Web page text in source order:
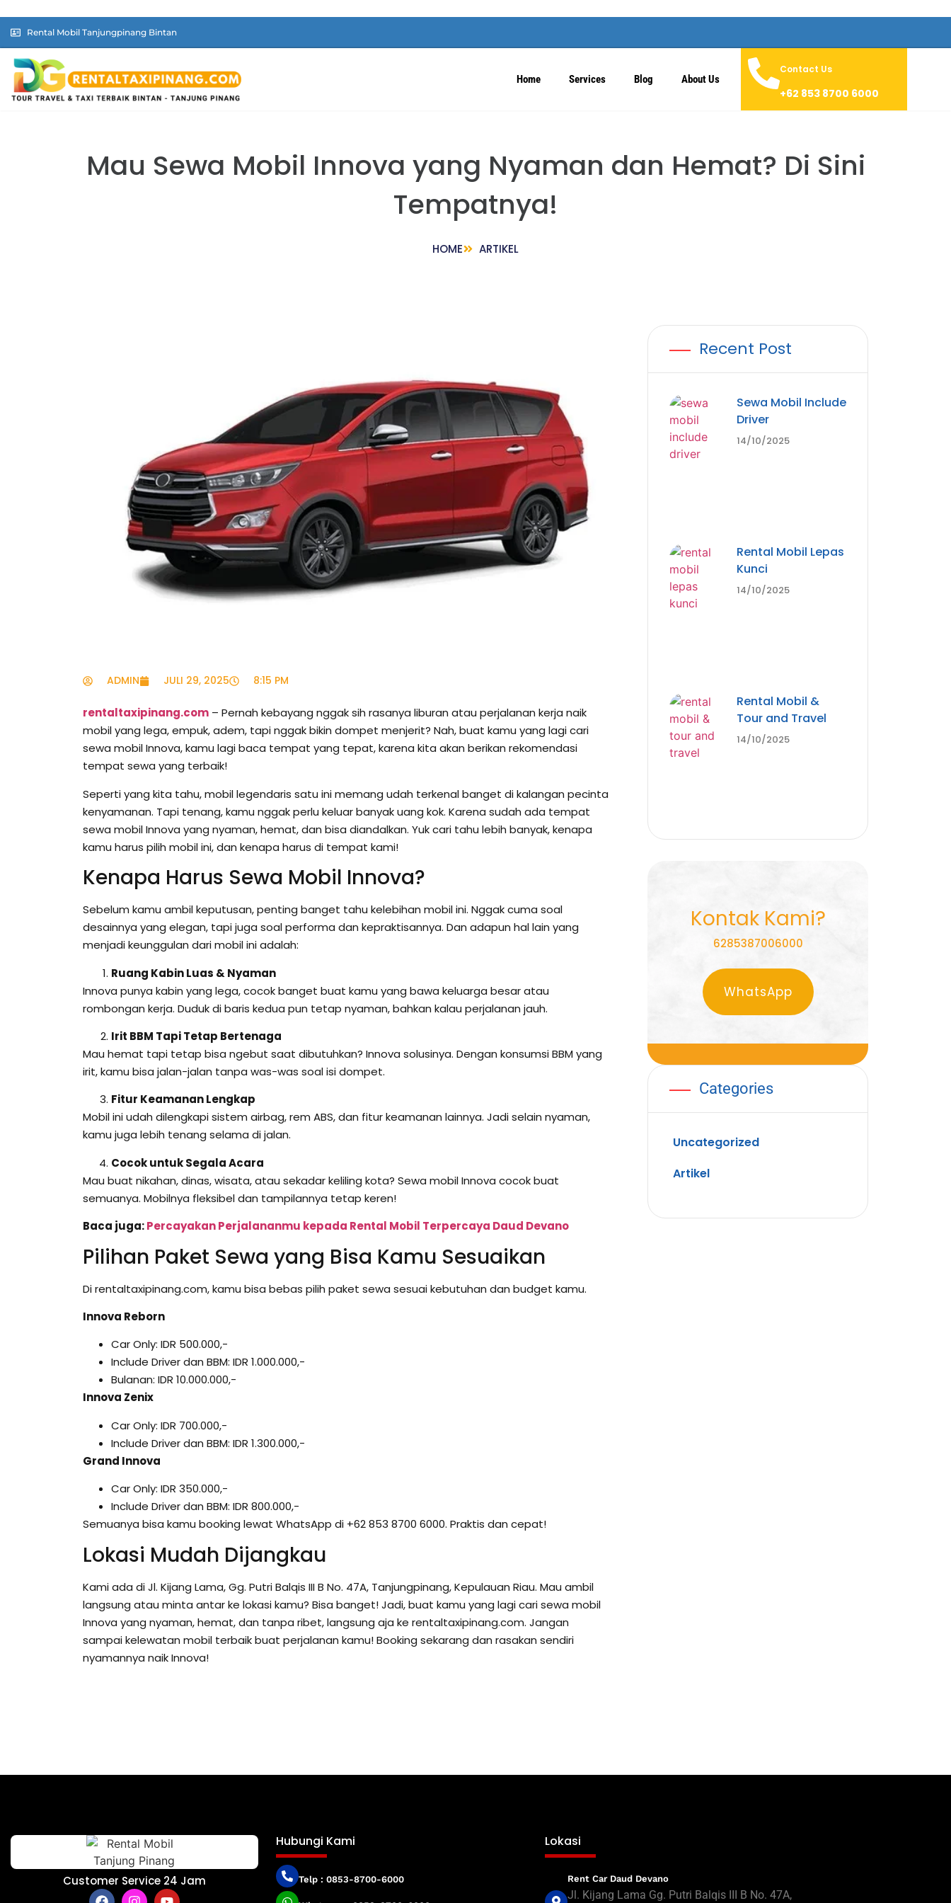
Rental Mobil Tanjungpinang Bintan
Home Services Blog About Us
Contact Us
+62 853 8700 6000
Mau Sewa Mobil Innova yang Nyaman dan Hemat? Di Sini
Tempatnya!
HOME ARTIKEL
ADMIN JULI 29, 2025 8:15 PM
rentaltaxipinang.com – Pernah kebayang nggak sih rasanya liburan atau perjalanan kerja naik
mobil yang lega, empuk, adem, tapi nggak bikin dompet menjerit? Nah, buat kamu yang lagi cari
sewa mobil Innova, kamu lagi baca tempat yang tepat, karena kita akan berikan rekomendasi
tempat sewa yang terbaik!
Seperti yang kita tahu, mobil legendaris satu ini memang udah terkenal banget di kalangan pecinta
kenyamanan. Tapi tenang, kamu nggak perlu keluar banyak uang kok. Karena sudah ada tempat
sewa mobil Innova yang nyaman, hemat, dan bisa diandalkan. Yuk cari tahu lebih banyak, kenapa
kamu harus pilih mobil ini, dan kenapa harus di tempat kami!
Kenapa Harus Sewa Mobil Innova?
Sebelum kamu ambil keputusan, penting banget tahu kelebihan mobil ini. Nggak cuma soal
desainnya yang elegan, tapi juga soal performa dan kepraktisannya. Dan adapun hal lain yang
menjadi keunggulan dari mobil ini adalah:
Ruang Kabin Luas & Nyaman
Innova punya kabin yang lega, cocok banget buat kamu yang bawa keluarga besar atau
rombongan kerja. Duduk di baris kedua pun tetap nyaman, bahkan kalau perjalanan jauh.
Irit BBM Tapi Tetap Bertenaga
Mau hemat tapi tetap bisa ngebut saat dibutuhkan? Innova solusinya. Dengan konsumsi BBM yang
irit, kamu bisa jalan-jalan tanpa was-was soal isi dompet.
Fitur Keamanan Lengkap
Mobil ini udah dilengkapi sistem airbag, rem ABS, dan fitur keamanan lainnya. Jadi selain nyaman,
kamu juga lebih tenang selama di jalan.
Cocok untuk Segala Acara
Mau buat nikahan, dinas, wisata, atau sekadar keliling kota? Sewa mobil Innova cocok buat
semuanya. Mobilnya fleksibel dan tampilannya tetap keren!
Baca juga:Percayakan Perjalananmu kepada Rental Mobil Terpercaya Daud Devano
Pilihan Paket Sewa yang Bisa Kamu Sesuaikan
Di rentaltaxipinang.com, kamu bisa bebas pilih paket sewa sesuai kebutuhan dan budget kamu.
Innova Reborn
Car Only: IDR 500.000,-
Include Driver dan BBM: IDR 1.000.000,-
Bulanan: IDR 10.000.000,-
Innova Zenix
Car Only: IDR 700.000,-
Include Driver dan BBM: IDR 1.300.000,-
Grand Innova
Car Only: IDR 350.000,-
Include Driver dan BBM: IDR 800.000,-
Semuanya bisa kamu booking lewat WhatsApp di +62 853 8700 6000. Praktis dan cepat!
Lokasi Mudah Dijangkau
Kami ada di Jl. Kijang Lama, Gg. Putri Balqis III B No. 47A, Tanjungpinang, Kepulauan Riau. Mau ambil
langsung atau minta antar ke lokasi kamu? Bisa banget! Jadi, buat kamu yang lagi cari sewa mobil
Innova yang nyaman, hemat, dan tanpa ribet, langsung aja ke rentaltaxipinang.com. Jangan
sampai kelewatan mobil terbaik buat perjalanan kamu! Booking sekarang dan rasakan sendiri
nyamannya naik Innova!
Recent Post
Sewa Mobil Include
Driver
14/10/2025
Rental Mobil Lepas
Kunci
14/10/2025
Rental Mobil &
Tour and Travel
14/10/2025
Kontak Kami?
6285387006000
WhatsApp
Categories
Uncategorized
Artikel
Customer Service 24 Jam
Hubungi Kami
Telp : 0853-8700-6000
Lokasi
Rent Car Daud Devano
Jl. Kijang Lama Gg. Putri Balqis III B No. 47A,